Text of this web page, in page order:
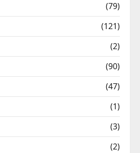
(79)
(121)
(2)
(90)
(47)
(1)
(3)
(2)